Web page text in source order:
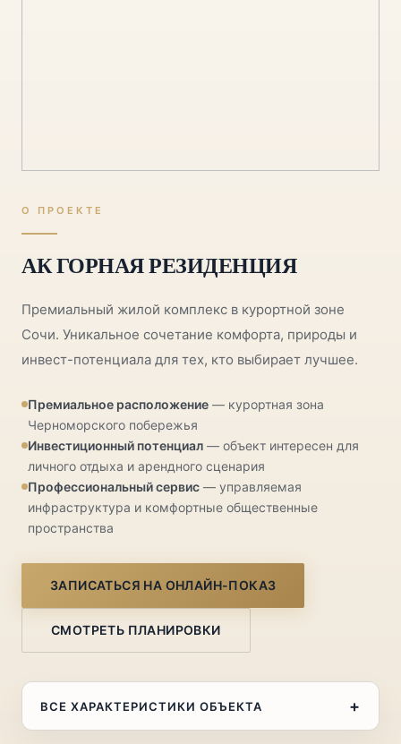
О ПРОЕКТЕ
АК ГОРНАЯ РЕЗИДЕНЦИЯ
Премиальный жилой комплекс в курортной зоне
Сочи. Уникальное сочетание комфорта, природы и
инвест-потенциала для тех, кто выбирает лучшее.
Премиальное расположение — курортная зона
Черноморского побережья
Инвестиционный потенциал — объект интересен для
личного отдыха и арендного сценария
Профессиональный сервис — управляемая
инфраструктура и комфортные общественные
пространства
ЗАПИСАТЬСЯ НА ОНЛАЙН-ПОКАЗ
СМОТРЕТЬ ПЛАНИРОВКИ
ВСЕ ХАРАКТЕРИСТИКИ ОБЪЕКТА +